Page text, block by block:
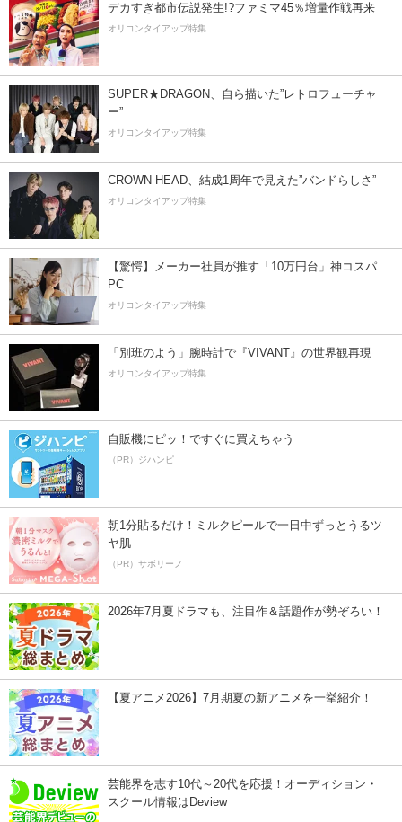
デカすぎ都市伝説発生!?ファミマ45％増量作戦再来
オリコンタイアップ特集
SUPER★DRAGON、自ら描いた”レトロフューチャ
ー”
オリコンタイアップ特集
CROWN HEAD、結成1周年で見えた”バンドらしさ”
オリコンタイアップ特集
【驚愕】メーカー社員が推す「10万円台」神コスパ
PC
オリコンタイアップ特集
「別班のよう」腕時計で『VIVANT』の世界観再現
オリコンタイアップ特集
自販機にピッ！ですぐに買えちゃう
（PR）ジハンピ
朝1分貼るだけ！ミルクピールで一日中ずっとうるツ
ヤ肌
（PR）サボリーノ
2026年7月夏ドラマも、注目作＆話題作が勢ぞろい！
【夏アニメ2026】7月期夏の新アニメを一挙紹介！
芸能界を志す10代～20代を応援！オーディション・
スクール情報はDeview